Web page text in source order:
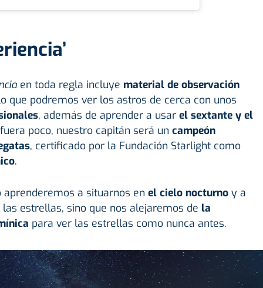
en toda regla incluye material de observación
que podremos ver los astros de cerca con unos
, además de aprender a usar el sextante y el
poco, nuestro capitán será un campeón
, certificado por la Fundación Starlight como
.
a situarnos en el cielo nocturno y a
estrellas, sino que nos alejaremos de la
para ver las estrellas como nunca antes.